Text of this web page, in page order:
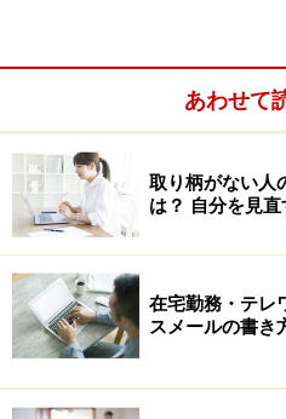
につくよう日ごろから心がけ
※記事内容は執筆時点のものです
い。
あわせて
取り柄がない人
は？ 自分を見直
在宅勤務・テレ
スメールの書き